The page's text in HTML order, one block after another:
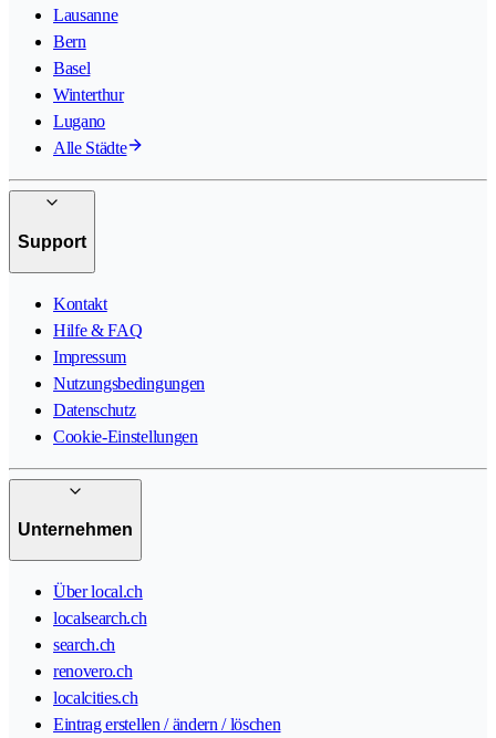
Lausanne
Bern
Basel
Winterthur
Lugano
Alle Städte
Support
Kontakt
Hilfe & FAQ
Impressum
Nutzungsbedingungen
Datenschutz
Cookie-Einstellungen
Unternehmen
Über local.ch
localsearch.ch
search.ch
renovero.ch
localcities.ch
Eintrag erstellen / ändern / löschen